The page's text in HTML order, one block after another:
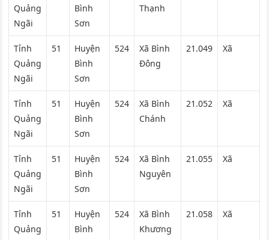
Quảng
Ngãi
Bình
Sơn
Thạnh
Tỉnh
Quảng
Ngãi
51
Huyện
Bình
Sơn
524
Xã Bình
Đông
21.049 Xã
Tỉnh
Quảng
Ngãi
51
Huyện
Bình
Sơn
524
Xã Bình
Chánh
21.052 Xã
Tỉnh
Quảng
Ngãi
51
Huyện
Bình
Sơn
524
Xã Bình
Nguyên
21.055 Xã
Tỉnh
Quảng
51
Huyện
Bình
524
Xã Bình
Khương
21.058 Xã